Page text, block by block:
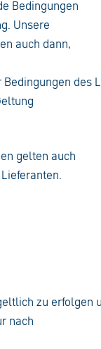
Bedingungen
Unsere
auch dann,
des
gelten auch
zu erfolgen
nach